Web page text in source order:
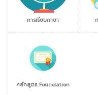
การเรียนภาษา
หลักสูตร Foundation